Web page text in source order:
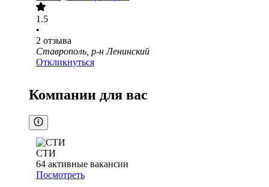
1.5
•
2 отзыва
Ставрополь, р-н Ленинский
Откликнуться
Компании для вас
СТИ
64 активные вакансии
Посмотреть